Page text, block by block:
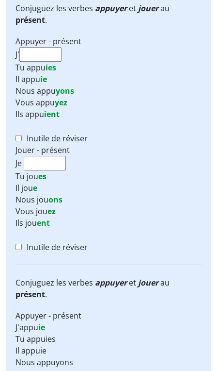
Conjuguez les verbes appuyeret jouerau
présent.
Appuyer - présent
J'
Tu appuies
Il appuie
Nous appuyons
Vous appuyez
Ils appuient
Inutile de réviser
Jouer - présent
Je
Tu joues
Il joue
Nous jouons
Vous jouez
Ils jouent
Inutile de réviser
Conjuguez les verbes appuyeret jouerau
présent.
Appuyer - présent
J'appuie
Tu appuies
Il appuie
Nous appuyons